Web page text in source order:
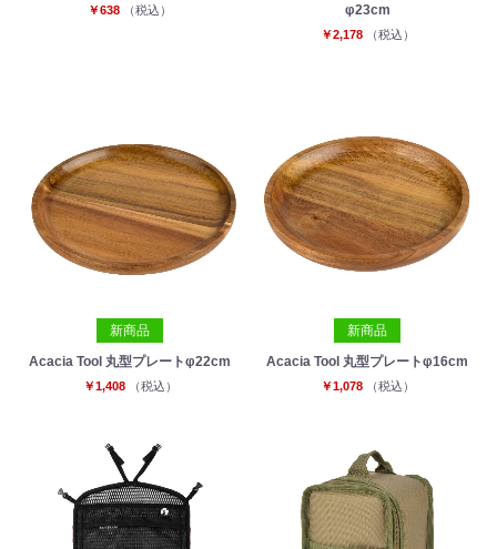
￥638 （税込）
φ23cm
￥2,178 （税込）
新商品
Acacia Tool 丸型プレートφ22cm
￥1,408 （税込）
新商品
Acacia Tool 丸型プレートφ16cm
￥1,078 （税込）